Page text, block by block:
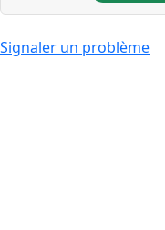
Signaler un problème